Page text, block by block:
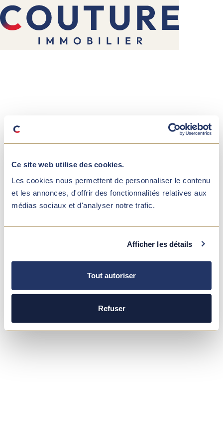
Ce site web utilise des cookies.
Les cookies nous permettent de personnaliser le contenu
et les annonces, d'offrir des fonctionnalités relatives aux
médias sociaux et d'analyser notre trafic.
Afficher les détails
Tout autoriser
Refuser